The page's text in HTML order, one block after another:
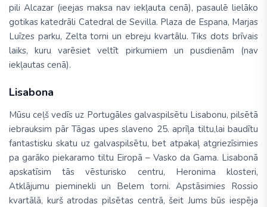
pili Alcazar (ieejas maksa nav iekļauta cenā), pasaulē lielāko
gotikas katedrāli Catedral de Sevilla. Plaza de Espana, Marjas
Luīzes parku, Zelta torni un ebreju kvartālu. Tiks dots brīvais
laiks, kuru varēsiet veltīt pirkumiem un pusdienām (nav
iekļautas cenā).
Lisabona
Mūsu ceļš vedīs uz Portugāles galvaspilsētu Lisabonu, pilsētā
iebrauksim pār Tāgas upes slaveno 25. aprīļa tiltu,lai baudītu
fantastisku skatu uz galvaspilsētu, bet atpakaļ atgriezīsimies
pa garāko piekaramo tiltu Eiropā – Vasko da Gama. Lisabonā
apskatīsim tās vēsturisko centru, Heronima klosteri,
Atklājumu pieminekli un Belem torni. Apstāsimies Rossio
kvartālā, kurš atrodas pilsētas centrā, šeit Jums būs iespēja